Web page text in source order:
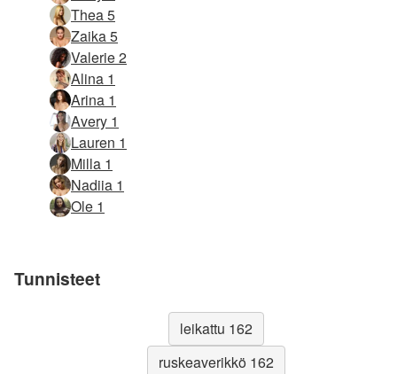
Thea 5
Zaika 5
Valerie 2
Alina 1
Arina 1
Avery 1
Lauren 1
Milla 1
Nadiia 1
Ole 1
Tunnisteet
leikattu 162
ruskeaverikkö 162